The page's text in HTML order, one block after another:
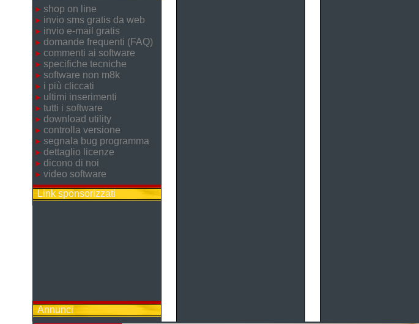
shop on line
invio sms gratis da web
invio e-mail gratis
domande frequenti (FAQ)
commenti ai software
specifiche tecniche
software non m8k
i più cliccati
ultimi inserimenti
tutti i software
download utility
controlla versione
segnala bug programma
dettaglio licenze
dicono di noi
video software
Link sponsorizzati
Annunci